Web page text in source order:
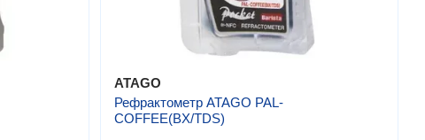
ATAGO
Рефрактометр ATAGO PAL-
COFFEE(BX/TDS)